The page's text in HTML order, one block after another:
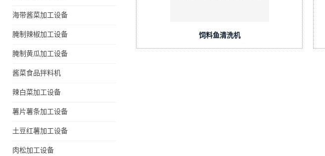
海带酱菜加工设备
腌制辣椒加工设备
腌制黄瓜加工设备
酱菜食品拌料机
辣白菜加工设备
薯片薯条加工设备
土豆红薯加工设备
肉松加工设备
饲料鱼清洗机